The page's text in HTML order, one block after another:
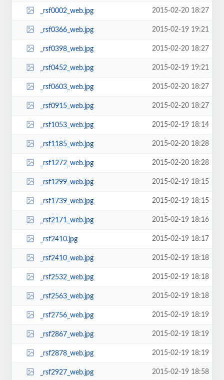
_rsf0002_web.jpg 2015-02-20 18:27
_rsf0366_web.jpg 2015-02-19 19:21
_rsf0398_web.jpg 2015-02-20 18:27
_rsf0452_web.jpg 2015-02-19 19:21
_rsf0603_web.jpg 2015-02-20 18:27
_rsf0915_web.jpg 2015-02-20 18:27
_rsf1053_web.jpg 2015-02-19 18:14
_rsf1185_web.jpg 2015-02-20 18:28
_rsf1272_web.jpg 2015-02-20 18:28
_rsf1299_web.jpg 2015-02-19 18:15
_rsf1739_web.jpg 2015-02-19 18:15
_rsf2171_web.jpg 2015-02-19 18:16
_rsf2410.jpg 2015-02-19 18:17
_rsf2410_web.jpg 2015-02-19 18:18
_rsf2532_web.jpg 2015-02-19 18:18
_rsf2563_web.jpg 2015-02-19 18:18
_rsf2756_web.jpg 2015-02-19 18:19
_rsf2867_web.jpg 2015-02-19 18:19
_rsf2878_web.jpg 2015-02-19 18:19
_rsf2927_web.jpg 2015-02-19 18:58